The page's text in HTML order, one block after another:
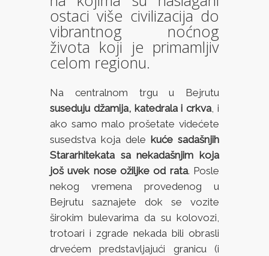
ostaci više civilizacija do
vibrantnog noćnog
života koji je primamljiv
celom regionu.
Na centralnom trgu u Bejrutu
suseduju džamija, katedrala i crkva, i
ako samo malo prošetate videćete
susedstva koja dele kuće sadašnjih
Stararhitekata sa nekadašnjim koja
još uvek nose ožiljke od rata. Posle
nekog vremena provedenog u
Bejrutu saznajete dok se vozite
širokim bulevarima da su kolovozi,
trotoari i zgrade nekada bili obrasli
drvećem predstavljajući granicu (i